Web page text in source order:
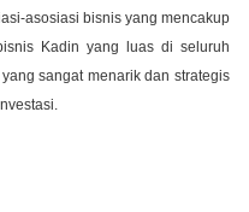
asosiasi bisnis yang mencakup
Kadin yang luas di seluruh
sangat menarik dan strategis